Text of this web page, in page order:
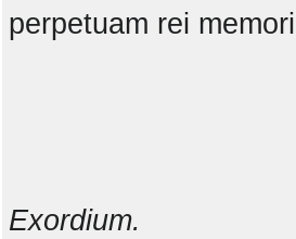
perpetuam rei
Exordium.